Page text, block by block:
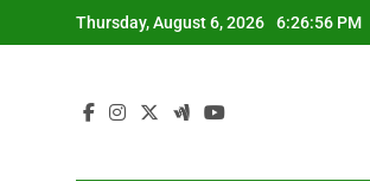
to
Thursday, August 6, 2026 6:26:57 PM